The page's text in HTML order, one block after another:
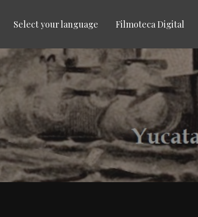
Select your language Filmoteca Digital